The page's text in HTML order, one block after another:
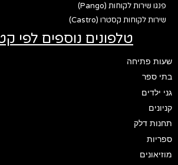
פנגו שירות לקוחות (Pango)
שירות לקוחות קסטרו (Castro)
טלפונים נוספים לפי
שעות פתיחה
בתי ספר
גני ילדים
קניונים
תחנות דלק
ספריות
מוזיאונים